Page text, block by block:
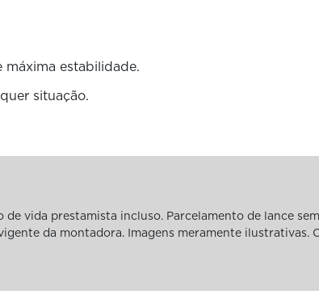
estabilidade.
situação.
vida prestamista incluso. Parcelamento de lance
da montadora. Imagens meramente ilustrativas.